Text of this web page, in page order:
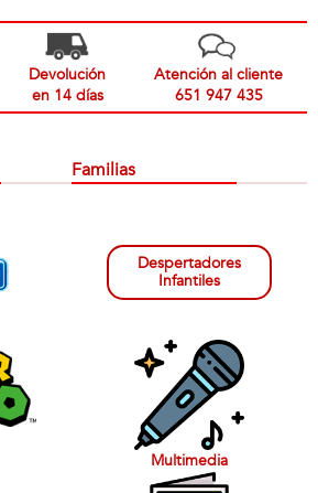
Devolución
en 14 días
Atención al cliente
651 947 435
Familias
Despertadores
Infantiles
Multimedia